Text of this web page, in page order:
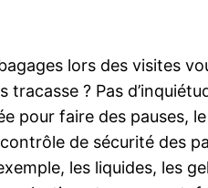
lors des visites
? Pas
faire des pauses,
de sécurité des
les liquides, les